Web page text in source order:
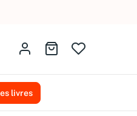
Identifiez-vousAller au panier
livres